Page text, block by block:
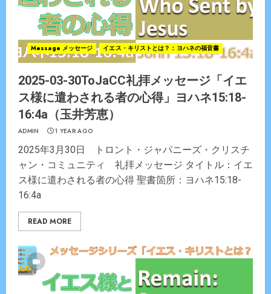
Message メッセージ イエス・キリストとは？：ヨハネの福音書
2025-03-30ToJaCC礼拝メッセージ「イエ
ス様に遣わされる者の心得」ヨハネ15:18-
16:4a（玉井芳恵）
ADMIN 1 YEAR AGO
2025年3月30日 トロント・ジャパニーズ・クリスチ
ャン・コミュニティ 礼拝メッセージ タイトル：イエ
ス様に遣わされる者の心得 聖書箇所：ヨハネ15:18-
16:4a
READ MORE